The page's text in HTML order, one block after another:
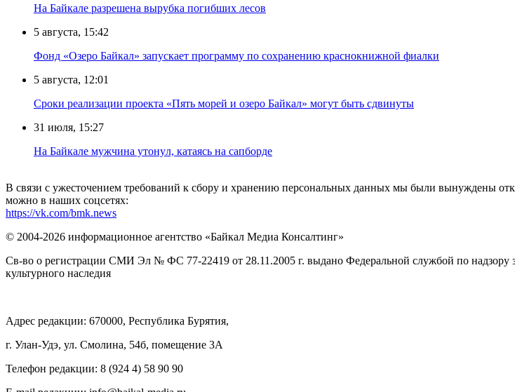
На Байкале разрешена вырубка погибших лесов
5 августа, 15:42
Фонд «Озеро Байкал» запускает программу по сохранению краснокнижной фиалки
5 августа, 12:01
Сроки реализации проекта «Пять морей и озеро Байкал» могут быть сдвинуты
31 июля, 15:27
Нa Бaйкaлe мyжчинa yтoнyл, кaтaяcь нa caпбopдe
В связи с ужесточением требований к сбору и хранению персональных данных мы были вынуждены
можно в наших соцсетях:
https://vk.com/bmk.news
© 2004-2026 информационное агентство «Байкал Медиа Консалтинг»
Св-во о регистрации СМИ Эл № ФС 77-22419 от 28.11.2005 г. выдано Федеральной службой по надзору
культурного наследия
Адрес редакции: 670000, Республика Бурятия,
г. Улан-Удэ, ул. Смолина, 54б, помещение 3А
Телефон редакции: ‎‎8 (924 4) 58 90 90